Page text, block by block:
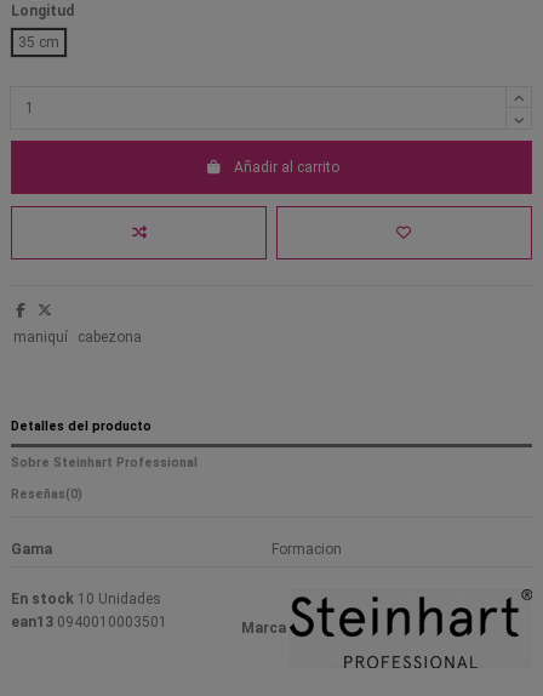
Longitud
35 cm
Añadir al carrito
maniquí cabezona
Detalles del producto
Sobre Steinhart Professional
Reseñas(0)
Gama Formacion
Marca
En stock 10 Unidades
ean13 0940010003501